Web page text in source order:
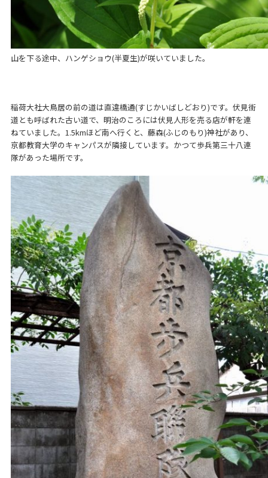
山を下る途中、ハンゲショウ(半夏生)が咲いていました。
稲荷大社大鳥居の前の道は直違橋通(すじかいばしどおり)です。伏見街
道とも呼ばれた古い道で、明治のころには伏見人形を売る店が軒を連
ねていました。1.5kmほど南へ行くと、藤森(ふじのもり)神社があり、
京都教育大学のキャンパスが隣接しています。かつて歩兵第三十八連
隊があった場所です。